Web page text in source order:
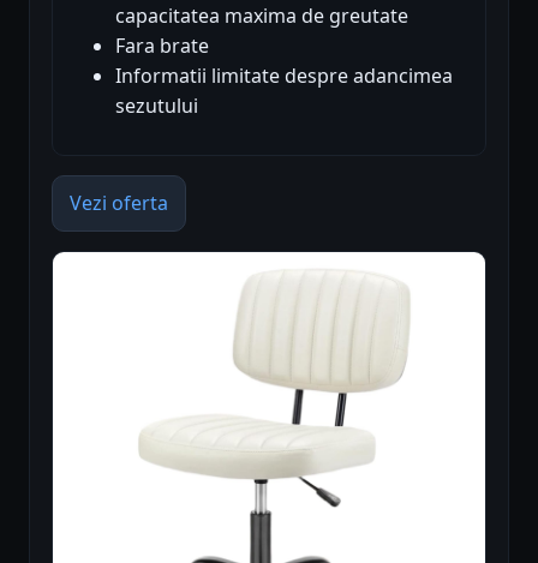
capacitatea maxima de greutate
Fara brate
Informatii limitate despre adancimea
sezutului
Vezi oferta